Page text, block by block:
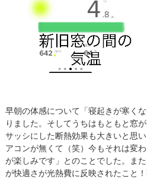
早朝の体感について「寝起きが寒く
りました。そしてうちはもともと窓
サッシにした断熱効果も大きいと思
アコンが無くて（笑）今もそれは変
が楽しみです」とのことでした。ま
が快適さが光熱費に反映されたこと